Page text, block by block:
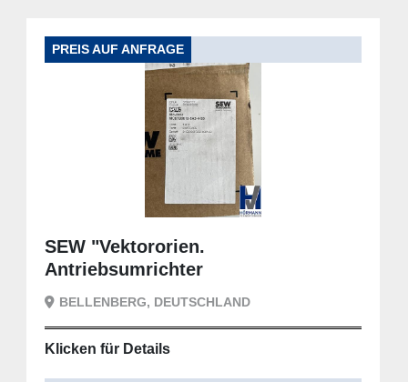
PREIS AUF ANFRAGE
SEW "Vektororien.
Antriebsumrichter
Standardausführung"
BELLENBERG, DEUTSCHLAND
Klicken für Details